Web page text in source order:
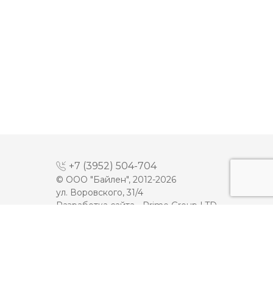
+7 (3952) 504-704
© ООО "Байлен", 2012-2026
ул. Воровского, 31/4
Разработка сайта -
Prime Group LTD